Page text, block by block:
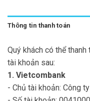
Thông tin thanh toán
Quý khách có thể
tài khoản sau:
1. Vietcombank
- Chủ tài khoản: Công